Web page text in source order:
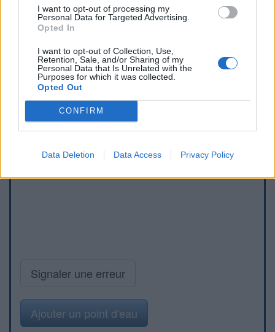
I want to opt-out of processing my
Personal Data for Targeted Advertising.
Opted In
I want to opt-out of Collection, Use,
Retention, Sale, and/or Sharing of my
Personal Data that Is Unrelated with the
Purposes for which it was collected.
Opted Out
CONFIRM
Data Deletion Data Access Privacy Policy
Signaler une erreur
Ajouter un point d'eau